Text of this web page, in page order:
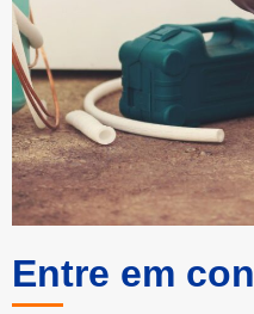
Entre em